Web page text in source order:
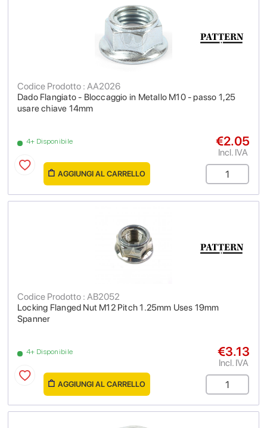
Dado Flangiato - Bloccaggio in Metallo M10 - passo 1,25
usare chiave 14mm
Codice Prodotto : AA2026
4+ Disponibile €2.05
Incl. IVA
AGGIUNGI AL CARRELLO
Locking Flanged Nut M12 Pitch 1.25mm Uses 19mm
Spanner
Codice Prodotto : AB2052
4+ Disponibile €3.13
Incl. IVA
AGGIUNGI AL CARRELLO